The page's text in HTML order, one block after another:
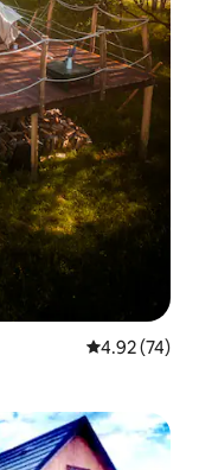
レビュー74
4.92 (74)